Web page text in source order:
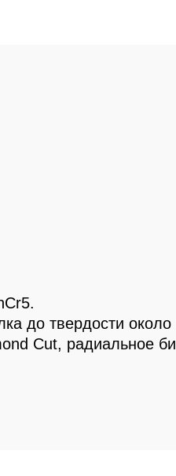
до твердости около
Cut, радиальное